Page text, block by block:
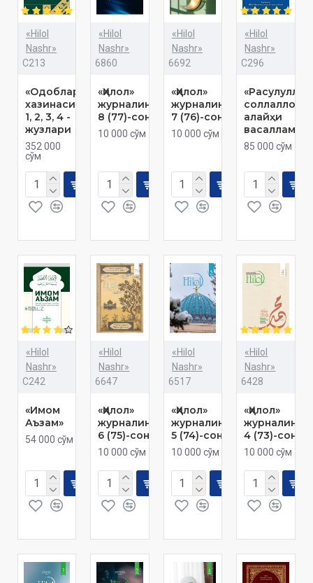
«Hilol
Nashr»
C213
«Одоблар
хазинаси»
1, 2, 3, 4 -
жузлари
352 000
сўм
«Hilol
Nashr»
6860
«Ҳилол»
журналининг
8 (77)-сони
10 000 сўм
«Hilol
Nashr»
6692
«Ҳилол»
журналининг
7 (76)-сони
10 000 сўм
«Hilol
Nashr»
C296
«Расулуллоҳ
соллаллоҳу
алайҳи
васаллам»
85 000 сўм
«Hilol
Nashr»
C242
«Имом
Аъзам»
54 000 сўм
«Hilol
Nashr»
6647
«Ҳилол»
журналининг
6 (75)-сони
10 000 сўм
«Hilol
Nashr»
6517
«Ҳилол»
журналининг
5 (74)-сони
10 000 сўм
«Hilol
Nashr»
6428
«Ҳилол»
4 (73)-сони
10 000 сўм